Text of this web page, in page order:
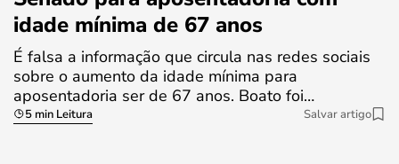
idade mínima de 67 anos
É falsa a informação que circula nas redes sociais
sobre o aumento da idade mínima para
aposentadoria ser de 67 anos. Boato foi…
5 min Leitura Salvar artigo